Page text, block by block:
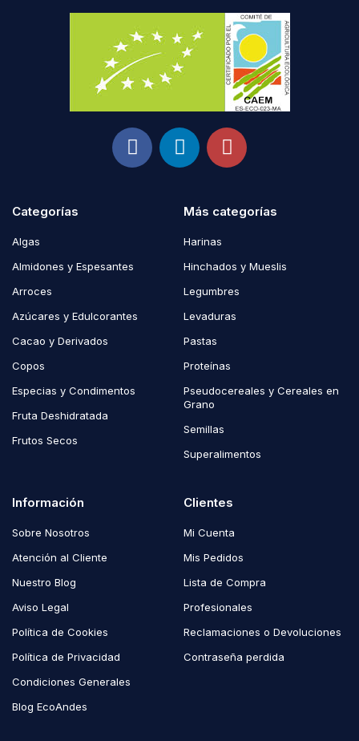
Categorías
Algas
Almidones y Espesantes
Arroces
Azúcares y Edulcorantes
Cacao y Derivados
Copos
Especias y Condimentos
Fruta Deshidratada
Frutos Secos
Más categorías
Harinas
Hinchados y Mueslis
Legumbres
Levaduras
Pastas
Proteínas
Pseudocereales y Cereales en
Grano
Semillas
Superalimentos
Información
Sobre Nosotros
Atención al Cliente
Nuestro Blog
Aviso Legal
Política de Cookies
Política de Privacidad
Condiciones Generales
Blog EcoAndes
Clientes
Mi Cuenta
Mis Pedidos
Lista de Compra
Profesionales
Reclamaciones o Devoluciones
Contraseña perdida